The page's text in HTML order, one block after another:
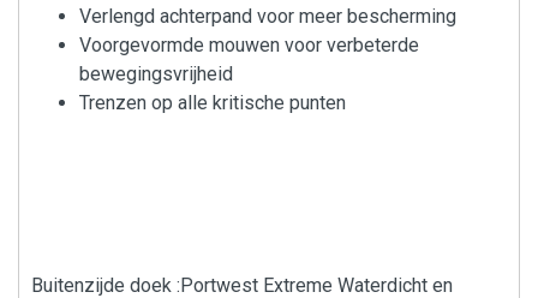
Verlengd achterpand voor meer bescherming
Voorgevormde mouwen voor verbeterde
bewegingsvrijheid
Trenzen op alle kritische punten
Buitenzijde doek :Portwest Extreme Waterdicht en